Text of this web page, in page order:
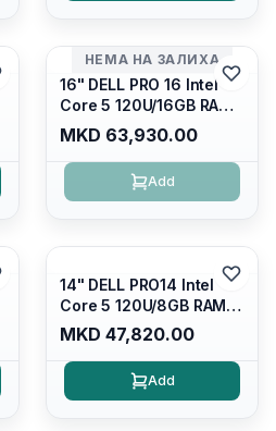
НЕМА НА ЗАЛИХА
16" DELL PRO 16 Intel
Core 5 120U/16GB RAM
DDR5 5600mhz/ 512 GB
SSD M.2 Nvme/fullhd+
(16:10) Ips/bt/backlit
Kb/thunderbolt
MKD 63,930.00
Add
14" DELL PRO14 Intel
Core 5 120U/8GB RAM
DDR5 5600mhz/ 512 GB
SSD M.2 Nvme/fullhd+
(16:10) Ips/bt/backlit
Kb/thunderbolt
MKD 47,820.00
Add